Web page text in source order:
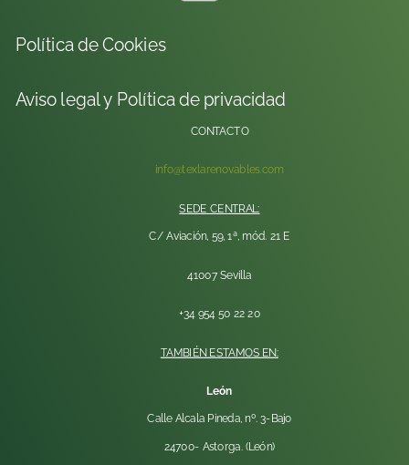
Política de Cookies
Aviso legal y Política de privacidad
CONTACTO
info@texlarenovables.com
SEDE CENTRAL:
C/ Aviación, 59, 1ª, mód. 21 E
41007 Sevilla
+34 954 50 22 20
TAMBIÉN ESTAMOS EN:
León
Calle Alcala Pineda, nº. 3-Bajo
24700- Astorga. (León)